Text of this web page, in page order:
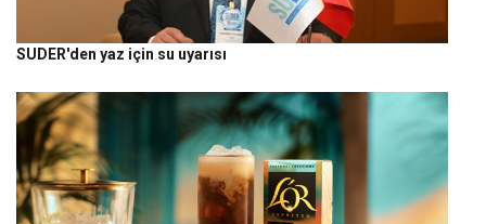
SUDER'den yaz için su uyarısı